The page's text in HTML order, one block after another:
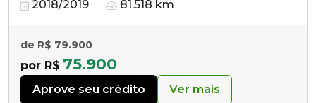
2018/2019 81.518 km
de R$ 79.900
por R$ 75.900
Aprove seu crédito Ver mais